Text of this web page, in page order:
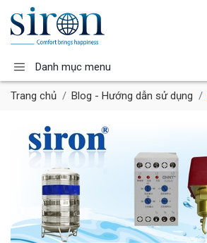
Danh mục menu
Trang chủ Blog - Hướng dẫn sử dụng